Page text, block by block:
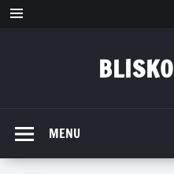
Przejdź
MENU